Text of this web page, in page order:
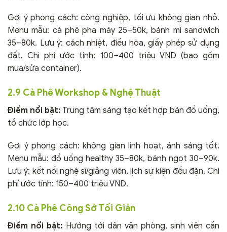
Gợi ý phong cách: công nghiệp, tối ưu không gian nhỏ.
Menu mẫu: cà phê pha máy 25–50k, bánh mì sandwich
35–80k. Lưu ý: cách nhiệt, điều hòa, giấy phép sử dụng
đất. Chi phí ước tính: 100–400 triệu VND (bao gồm
mua/sửa container).
2.9 Cà Phê Workshop & Nghệ Thuật
Điểm nổi bật: Trung tâm sáng tạo kết hợp bán đồ uống,
tổ chức lớp học.
Gợi ý phong cách: không gian linh hoạt, ánh sáng tốt.
Menu mẫu: đồ uống healthy 35–80k, bánh ngọt 30–90k.
Lưu ý: kết nối nghệ sĩ/giảng viên, lịch sự kiện đều đặn. Chi
phí ước tính: 150–400 triệu VND.
2.10 Cà Phê Công Sở Tối Giản
Điểm nổi bật: Hướng tới dân văn phòng, sinh viên cần